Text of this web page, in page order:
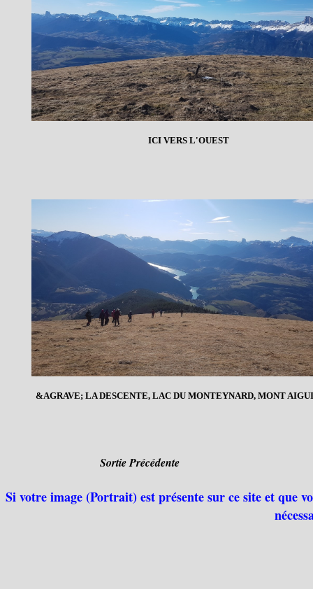
ICI VERS L'OUEST
&AGRAVE; LA DESCENTE, LAC DU MONTEYNARD, MONT
Sortie Précédente
Si votre image (Portrait) est présente sur ce site et que